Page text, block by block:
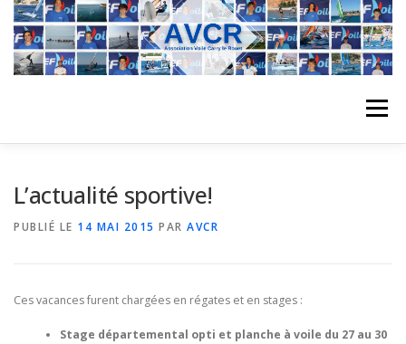
Aller
contenu
Menu
L’actualité sportive!
PUBLIÉ LE 14 MAI 2015 PAR AVCR
Ces vacances furent chargées en régates et en stages :
Stage départemental opti et planche à voile du 27 au 30